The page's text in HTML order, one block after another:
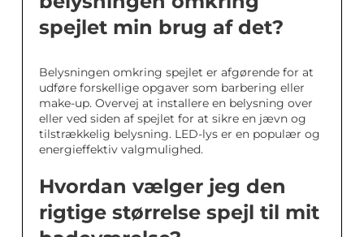
spejlet min brug af det?
Belysningen omkring spejlet er afgørende for at
udføre forskellige opgaver som barbering eller
make-up. Overvej at installere en belysning over
eller ved siden af spejlet for at sikre en jævn og
tilstrækkelig belysning. LED-lys er en populær og
energieffektiv valgmulighed.
Hvordan vælger jeg den
rigtige størrelse spejl til mit